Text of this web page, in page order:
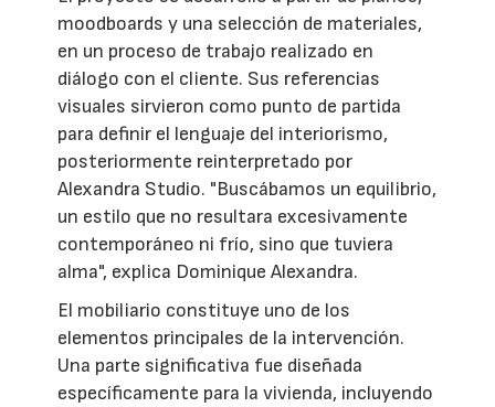
moodboards y una selección de materiales,
en un proceso de trabajo realizado en
diálogo con el cliente. Sus referencias
visuales sirvieron como punto de partida
para definir el lenguaje del interiorismo,
posteriormente reinterpretado por
Alexandra Studio. "Buscábamos un equilibrio,
un estilo que no resultara excesivamente
contemporáneo ni frío, sino que tuviera
alma", explica Dominique Alexandra.
El mobiliario constituye uno de los
elementos principales de la intervención.
Una parte significativa fue diseñada
específicamente para la vivienda, incluyendo